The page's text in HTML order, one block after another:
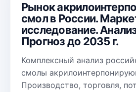
Рынок
смол в России.
исследование.
Прогноз до 2035 г.
Комплексный анализ
смолы
Производство, торговля,